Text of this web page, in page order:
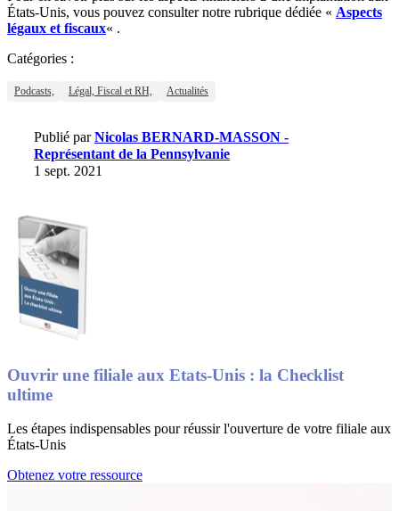
États-Unis, vous pouvez consulter notre rubrique dédiée « Aspects
légaux et fiscaux« .
Catégories :
Podcasts, Légal, Fiscal et RH, Actualités
Publié parNicolas BERNARD-MASSON -
Représentant de la Pennsylvanie
1 sept. 2021
Ouvrir une filiale aux Etats-Unis : la Checklist
ultime
Les étapes indispensables pour réussir l'ouverture de votre filiale aux
États-Unis
Obtenez votre ressource